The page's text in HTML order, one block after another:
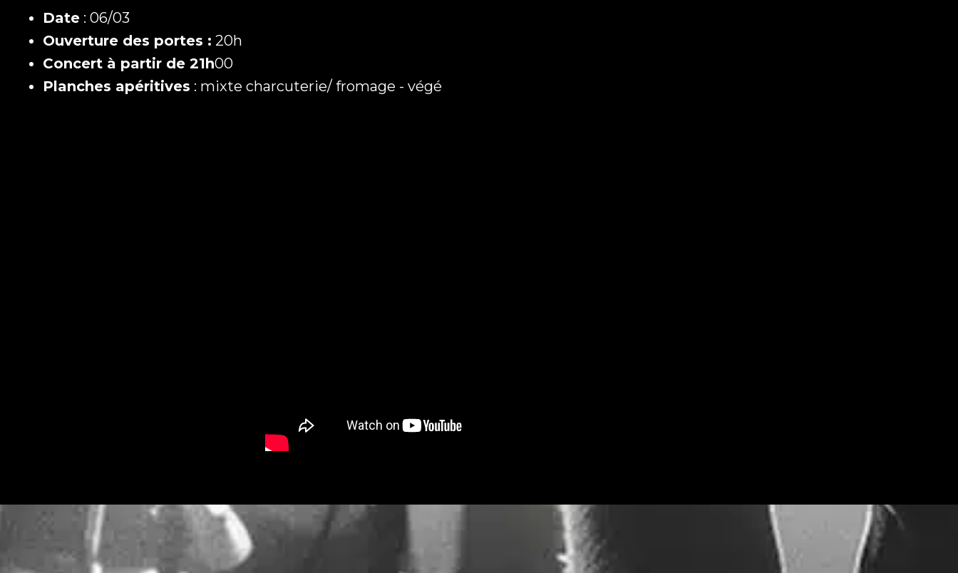
Date : 06/03
Ouverture des portes : 20h
Concert à partir de 21h00
Planches apéritives : mixte charcuterie/ fromage - végé